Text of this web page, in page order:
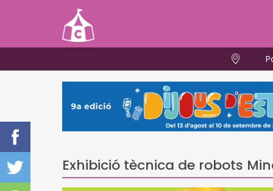
Exhibició tècnica de robots